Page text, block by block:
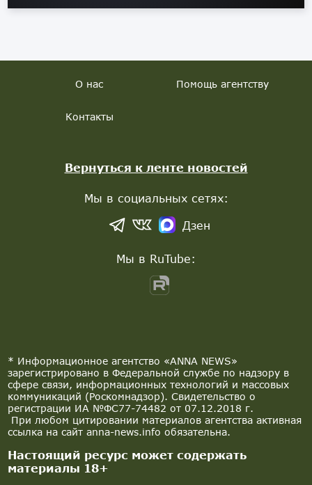
* Информационное агентство «ANNA NEWS»
зарегистрировано в Федеральной службе по надзору в
сфере связи, информационных технологий и массовых
коммуникаций (Роскомнадзор). Свидетельство о
регистрации ИА №ФС77-74482 от 07.12.2018 г.
При любом цитировании материалов агентства активная
ссылка на сайт anna-news.info обязательна.
Настоящий ресурс может содержать
материалы 18+
О нас Помощь агентству
Контакты
Вернуться к ленте новостей
Мы в социальных сетях:
Дзен
Мы в RuTube: